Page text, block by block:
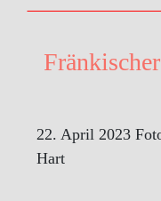
22. April 2023
Hart